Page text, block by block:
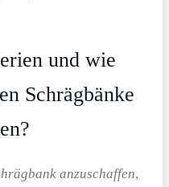
und wie
Schrägbänke
anzuschaffen,